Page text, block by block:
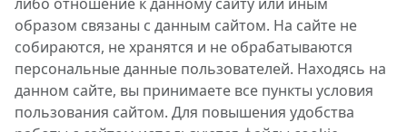
образом связаны с данным сайтом. На сайте не
собираются, не хранятся и не обрабатываются
персональные данные пользователей. Находясь на
данном сайте, вы принимаете все пункты условия
пользования сайтом. Для повышения удобства